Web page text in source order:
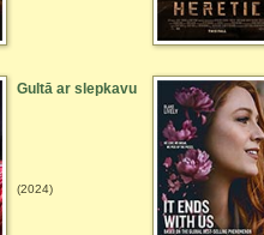
Gultā ar slepkavu
(2024)